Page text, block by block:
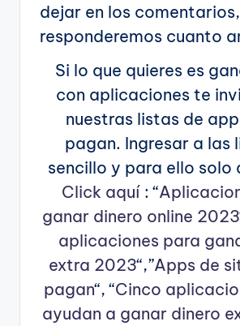
dejar en los comentarios,
responderemos cuanto
Si lo que quieres es
con aplicaciones te
nuestras listas de
pagan. Ingresar a las
sencillo y para ello solo
Click aquí: “
ganar dinero online 2023
aplicaciones para
extra 2023“,”Apps de
pagan“, “Cinco
ayudan a ganar dinero